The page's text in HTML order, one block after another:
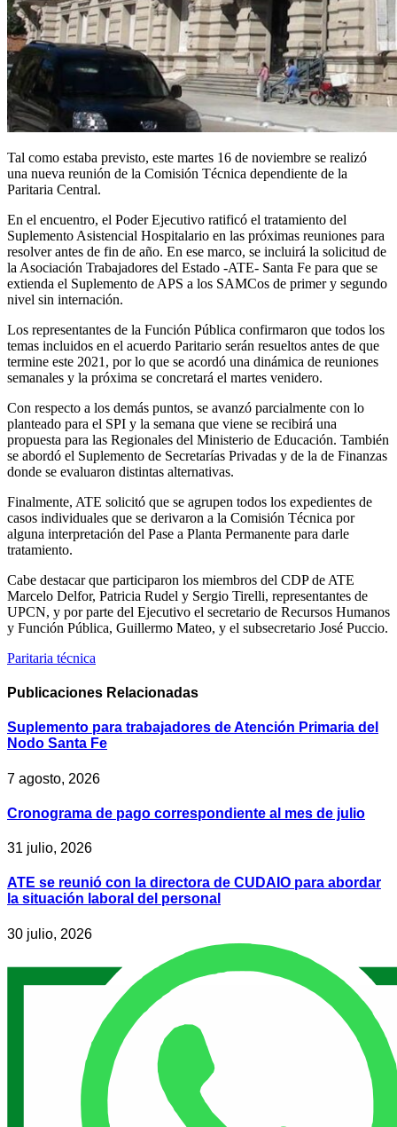
Tal como estaba previsto, este martes 16 de noviembre se realizó
una nueva reunión de la Comisión Técnica dependiente de la
Paritaria Central.
En el encuentro, el Poder Ejecutivo ratificó el tratamiento del
Suplemento Asistencial Hospitalario en las próximas reuniones para
resolver antes de fin de año. En ese marco, se incluirá la solicitud de
la Asociación Trabajadores del Estado -ATE- Santa Fe para que se
extienda el Suplemento de APS a los SAMCos de primer y segundo
nivel sin internación.
Los representantes de la Función Pública confirmaron que todos los
temas incluidos en el acuerdo Paritario serán resueltos antes de que
termine este 2021, por lo que se acordó una dinámica de reuniones
semanales y la próxima se concretará el martes venidero.
Con respecto a los demás puntos, se avanzó parcialmente con lo
planteado para el SPI y la semana que viene se recibirá una
propuesta para las Regionales del Ministerio de Educación. También
se abordó el Suplemento de Secretarías Privadas y de la de Finanzas
donde se evaluaron distintas alternativas.
Finalmente, ATE solicitó que se agrupen todos los expedientes de
casos individuales que se derivaron a la Comisión Técnica por
alguna interpretación del Pase a Planta Permanente para darle
tratamiento.
Cabe destacar que participaron los miembros del CDP de ATE
Marcelo Delfor, Patricia Rudel y Sergio Tirelli, representantes de
UPCN, y por parte del Ejecutivo el secretario de Recursos Humanos
y Función Pública, Guillermo Mateo, y el subsecretario José Puccio.
Paritaria técnica
Publicaciones Relacionadas
Suplemento para trabajadores de Atención Primaria del
Nodo Santa Fe
7 agosto, 2026
Cronograma de pago correspondiente al mes de julio
31 julio, 2026
ATE se reunió con la directora de CUDAIO para abordar
la situación laboral del personal
30 julio, 2026